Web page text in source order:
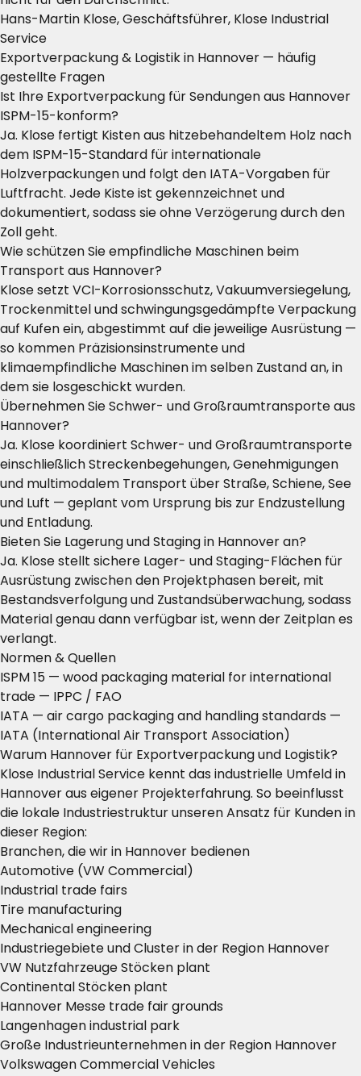
Hans-Martin Klose, Geschäftsführer, Klose Industrial
Service
Exportverpackung & Logistik in Hannover — häufig
gestellte Fragen
Ist Ihre Exportverpackung für Sendungen aus Hannover
ISPM-15-konform?
Ja. Klose fertigt Kisten aus hitzebehandeltem Holz nach
dem ISPM-15-Standard für internationale
Holzverpackungen und folgt den IATA-Vorgaben für
Luftfracht. Jede Kiste ist gekennzeichnet und
dokumentiert, sodass sie ohne Verzögerung durch den
Zoll geht.
Wie schützen Sie empfindliche Maschinen beim
Transport aus Hannover?
Klose setzt VCI-Korrosionsschutz, Vakuumversiegelung,
Trockenmittel und schwingungsgedämpfte Verpackung
auf Kufen ein, abgestimmt auf die jeweilige Ausrüstung —
so kommen Präzisionsinstrumente und
klimaempfindliche Maschinen im selben Zustand an, in
dem sie losgeschickt wurden.
Übernehmen Sie Schwer- und Großraumtransporte aus
Hannover?
Ja. Klose koordiniert Schwer- und Großraumtransporte
einschließlich Streckenbegehungen, Genehmigungen
und multimodalem Transport über Straße, Schiene, See
und Luft — geplant vom Ursprung bis zur Endzustellung
und Entladung.
Bieten Sie Lagerung und Staging in Hannover an?
Ja. Klose stellt sichere Lager- und Staging-Flächen für
Ausrüstung zwischen den Projektphasen bereit, mit
Bestandsverfolgung und Zustandsüberwachung, sodass
Material genau dann verfügbar ist, wenn der Zeitplan es
verlangt.
Normen & Quellen
ISPM 15 — wood packaging material for international
trade — IPPC / FAO
IATA — air cargo packaging and handling standards —
IATA (International Air Transport Association)
Warum Hannover für Exportverpackung und Logistik?
Klose Industrial Service kennt das industrielle Umfeld in
Hannover aus eigener Projekterfahrung. So beeinflusst
die lokale Industriestruktur unseren Ansatz für Kunden in
dieser Region:
Branchen, die wir in Hannover bedienen
Automotive (VW Commercial)
Industrial trade fairs
Tire manufacturing
Mechanical engineering
Industriegebiete und Cluster in der Region Hannover
VW Nutzfahrzeuge Stöcken plant
Continental Stöcken plant
Hannover Messe trade fair grounds
Langenhagen industrial park
Große Industrieunternehmen in der Region Hannover
Volkswagen Commercial Vehicles